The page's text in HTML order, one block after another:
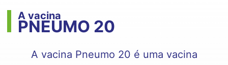
A vacina
PNEUMO 20
A vacina Pneumo 20 é uma vacina